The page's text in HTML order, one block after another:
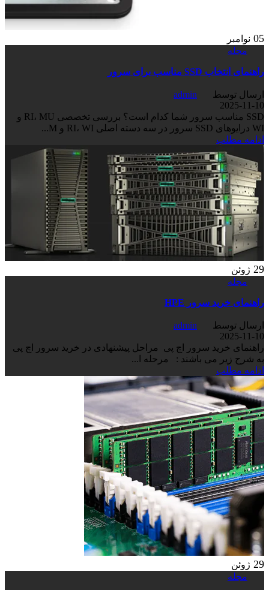
05 نوامبر
مجله
راهنمای انتخاب SSD مناسب برای سرور
ارسال توسط
admin
2025-11-10
SSD مناسب سرور شما کدام است؟ بررسی تخصصی RI، MU و
WI درایوهای SSD سرور در سه دسته اصلی RI، WI و M...
ادامه مطلب
29 ژوئن
مجله
راهنمای خرید سرور HPE
ارسال توسط
admin
2025-11-10
راهنمای خرید سرور اچ پی مراحل پیشنهادی در خرید سرور اچ پی
به شرح زیر می باشند : مرحله ا...
ادامه مطلب
29 ژوئن
مجله